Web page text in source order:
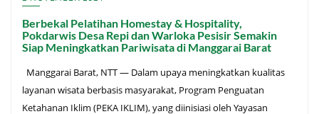
Berbekal Pelatihan Homestay & Hospitality,
Pokdarwis Desa Repi dan Warloka Pesisir Semakin
Siap Meningkatkan Pariwisata di Manggarai Barat
Manggarai Barat, NTT — Dalam upaya meningkatkan kualitas
layanan wisata berbasis masyarakat, Program Penguatan
Ketahanan Iklim (PEKA IKLIM), yang diinisiasi oleh Yayasan